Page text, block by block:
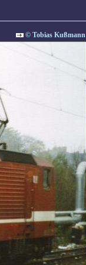
© Tobias Kußmann